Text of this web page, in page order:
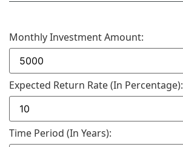
Monthly Investment Amount:
Expected Return Rate (in Percentage):
Time Period (in Years):